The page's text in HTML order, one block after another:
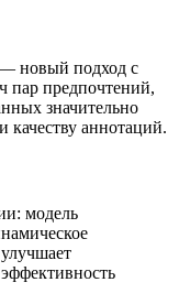
новый подход с
пар предпочтений,
значительно
качеству аннотаций.
модель